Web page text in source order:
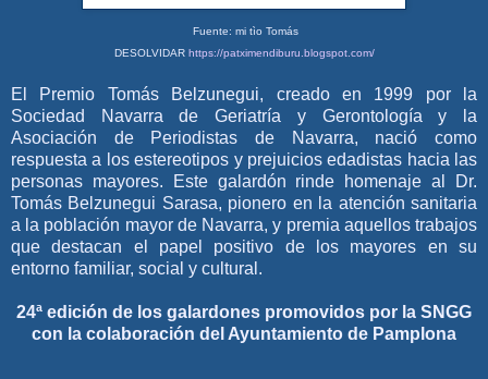
Fuente: mi tìo Tomás
DESOLVIDAR https://patximendiburu.blogspot.com/
El Premio Tomás Belzunegui, creado en 1999 por la
Sociedad Navarra de Geriatría y Gerontología y la
Asociación de Periodistas de Navarra, nació como
respuesta a los estereotipos y prejuicios edadistas hacia las
personas mayores. Este galardón rinde homenaje al Dr.
Tomás Belzunegui Sarasa, pionero en la atención sanitaria
a la población mayor de Navarra, y premia aquellos trabajos
que destacan el papel positivo de los mayores en su
entorno familiar, social y cultural.
24ª edición de los galardones promovidos por la SNGG
con la colaboración del Ayuntamiento de Pamplona